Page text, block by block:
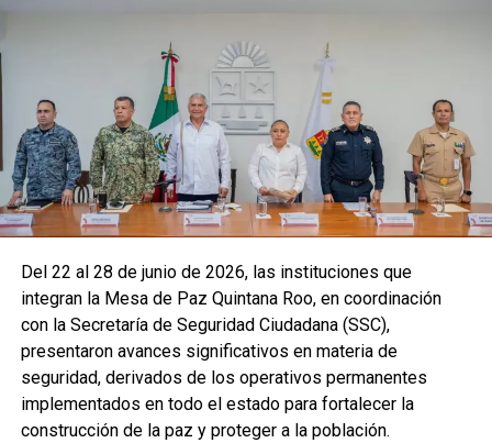
Del 22 al 28 de junio de 2026, las instituciones que
integran la Mesa de Paz Quintana Roo, en coordinación
con la Secretaría de Seguridad Ciudadana (SSC),
presentaron avances significativos en materia de
seguridad, derivados de los operativos permanentes
implementados en todo el estado para fortalecer la
construcción de la paz y proteger a la población.